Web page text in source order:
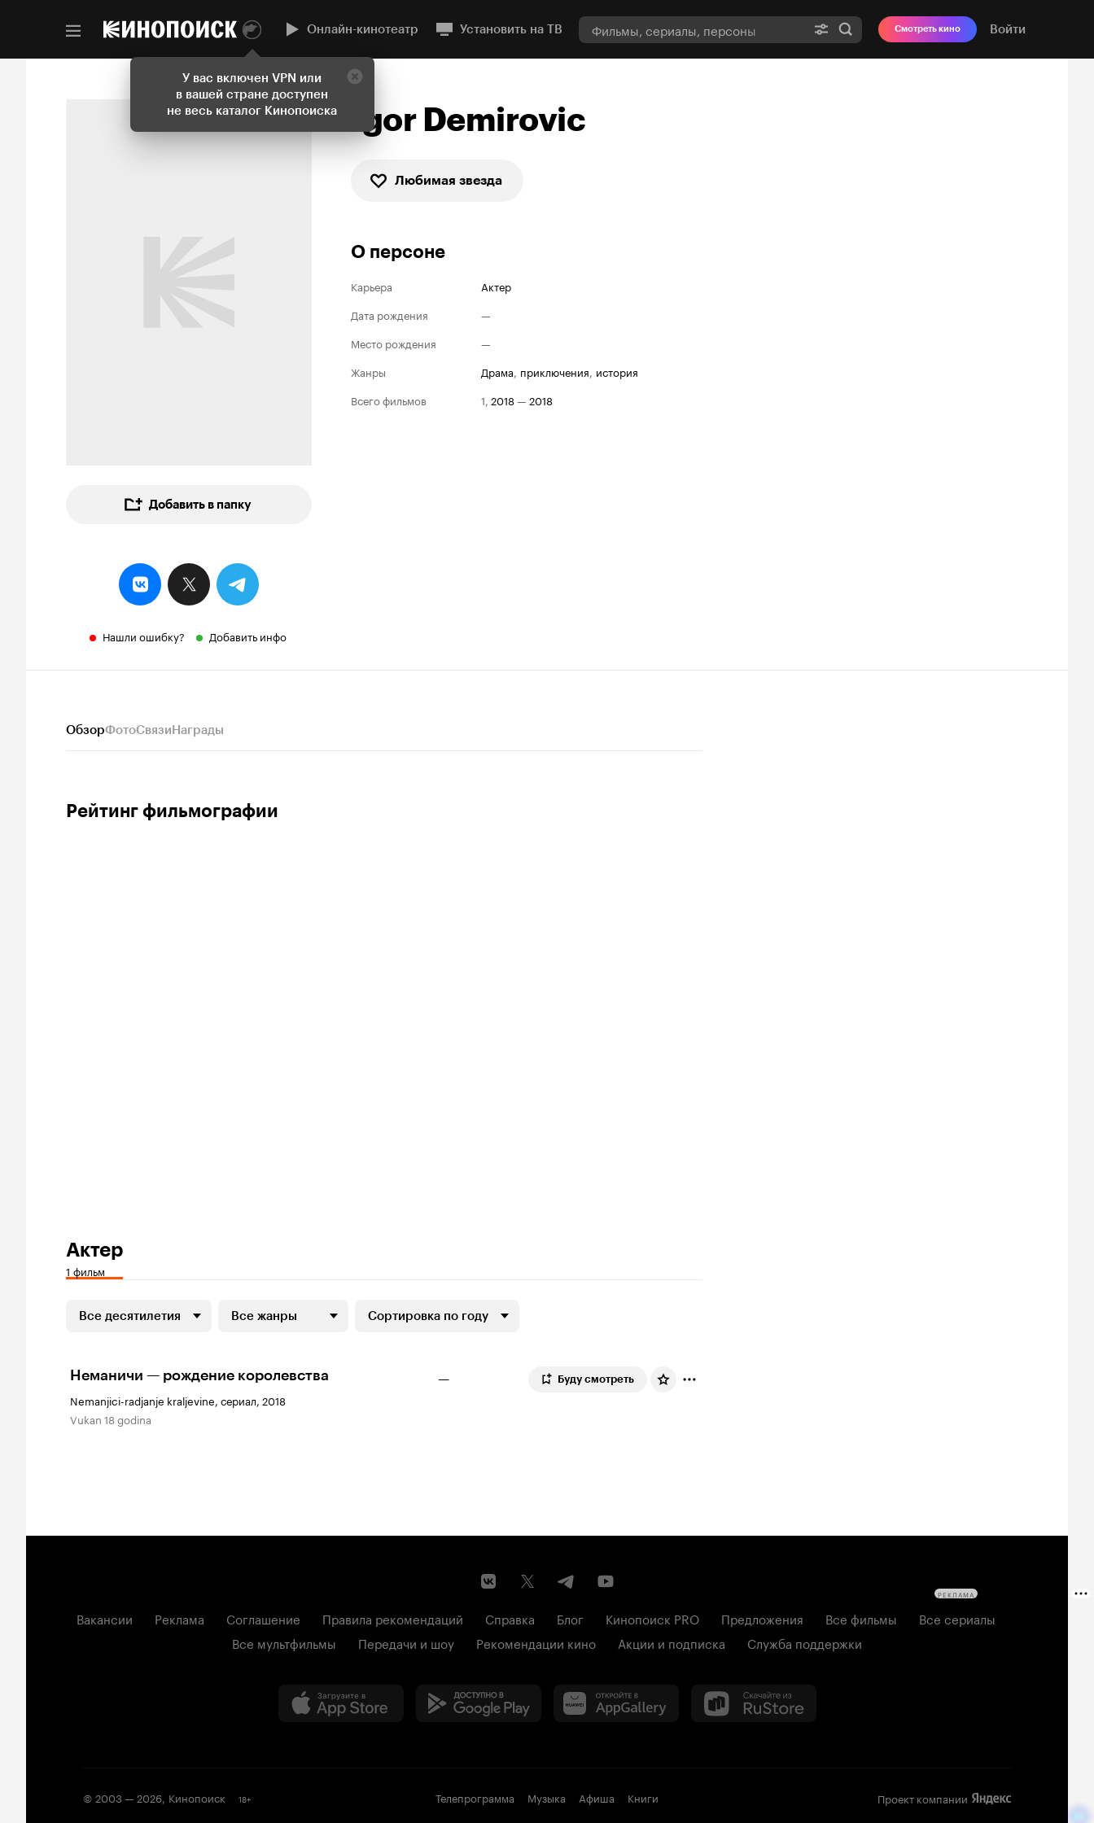
У вас включен VPN или
в вашей стране доступен
не весь каталог Кинопоиска
Онлайн-кинотеатр Установить на ТВ Смотреть кино Войти
Добавить в папку
Нашли ошибку? Добавить инфо
Igor Demirovic
Любимая звезда
О персоне
Карьера
Актер
Дата рождения
—
Место рождения
—
Жанры
драма, приключения, история
Всего фильмов
1, 2018— 2018
ОбзорФотоСвязиНаграды
Рейтинг фильмографии
Актер
1 фильм
Все десятилетия Все жанры Сортировка по году
Неманичи — рождение королевства
Nemanjici-radjanje kraljevine, сериал, 2018
Vukan 18 godina
— Буду смотреть
Вакансии Реклама Соглашение Правила рекомендаций Справка Блог Кинопоиск PRO Предложения Все фильмы
Все сериалы
Все мультфильмы
Передачи и шоу Рекомендации кино Акции и подписка Служба поддержки
© 2003 —2026, Кинопоиск 18+ Телепрограмма Музыка Афиша Книги Проект компании
РЕКЛАМА